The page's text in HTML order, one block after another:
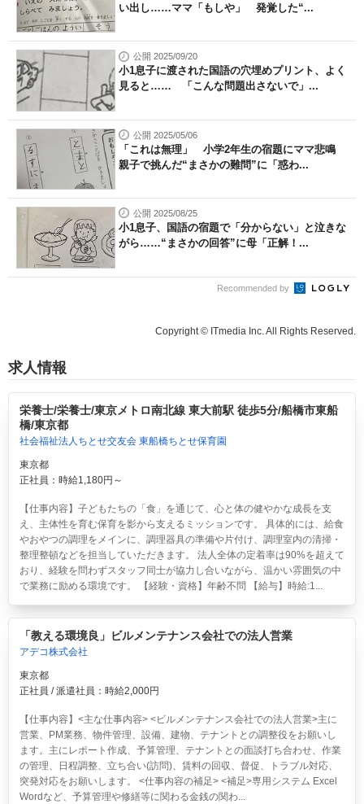
い出し……ママ「もしや」 発覚した“...
公開 2025/09/20
小1息子に渡された国語の穴埋めプリント、よく
見ると…… 「こんな問題出さないで」...
公開 2025/05/06
「これは無理」 小学2年生の宿題にママ悲鳴
親子で挑んだ“まさかの難問”に「惑わ...
公開 2025/08/25
小1息子、国語の宿題で「分からない」と泣きな
がら……“まさかの回答”に母「正解！...
Recommended by
Copyright © ITmedia Inc. All Rights Reserved.
求人情報
栄養士/栄養士/東京メトロ南北線 東大前駅 徒歩5分/船橋市東船
橋/東京都
社会福祉法人ちとせ交友会 東船橋ちとせ保育園
東京都
正社員：時給1,180円～
【仕事内容】子どもたちの「食」を通じて、心と体の健やかな成長を支
え、主体性を育む保育を影から支えるミッションです。 具体的には、給食
やおやつの調理をメインに、調理器具の準備や片付け、調理室内の清掃・
整理整頓などを担当していただきます。 法人全体の定着率は90%を超えて
おり、経験を問わずスタッフ同士が協力し合いながら、温かい雰囲気の中
で業務に励める環境です。 【経験・資格】年齢不問 【給与】時給:1...
「教える環境良」ビルメンテナンス会社での法人営業
アデコ株式会社
東京都
正社員 / 派遣社員：時給2,000円
【仕事内容】<主な仕事内容> <ビルメンテナンス会社での法人営業>主に
営業、PM業務、物件管理、設備、建物、テナントとの調整役をお願いし
ます。主にレポート作成、予算管理、テナントとの面談打ち合わせ、作業
の管理、日程調整、立ち合い(訪問)、賃料の回収、督促、トラブル対応、
突発対応をお願いします。 <仕事内容の補足> <補足>専用システム Excel
Wordなど、予算管理や修繕等に関わる金銭の関わ...